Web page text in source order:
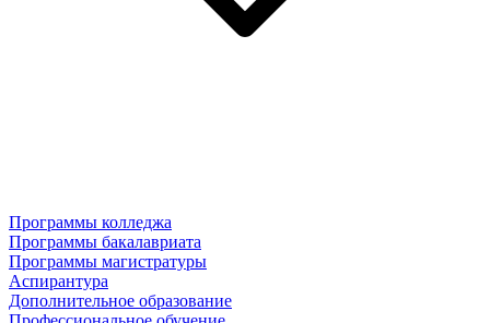
Программы колледжа
Программы бакалавриата
Программы магистратуры
Аспирантура
Дополнительное образование